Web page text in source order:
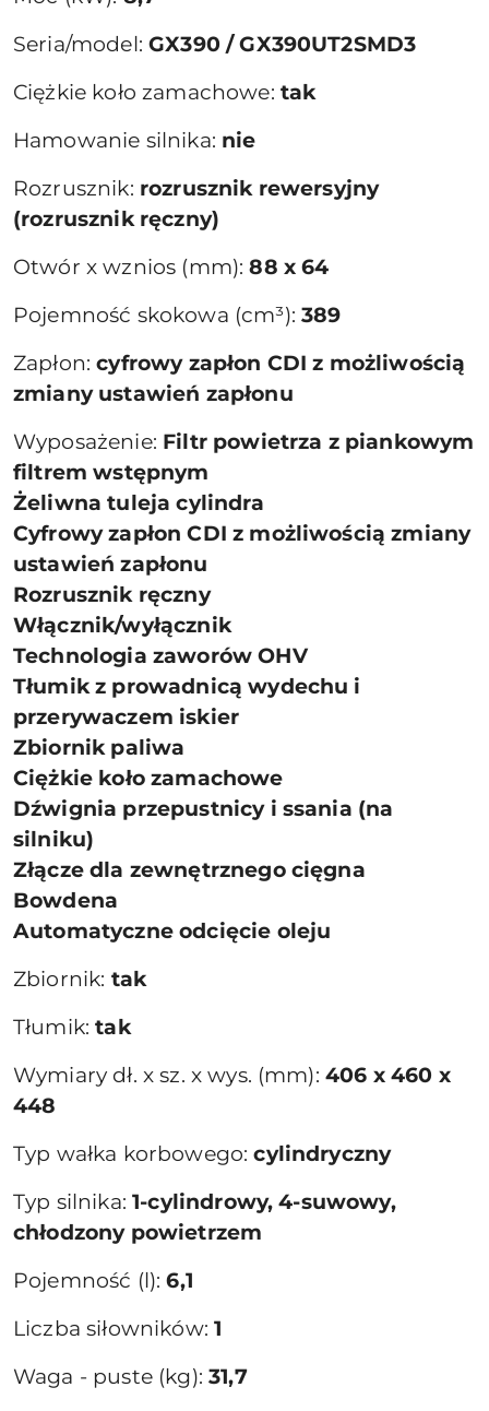
Seria/model:GX390 / GX390UT2SMD3
Ciężkie koło zamachowe: tak
Hamowanie silnika: nie
Rozrusznik: rozrusznik rewersyjny
(rozrusznik ręczny)
Otwór x wznios (mm):88 x 64
Pojemność skokowa (cm³): 389
Zapłon:cyfrowy zapłon CDI z możliwością
zmiany ustawień zapłonu
Wyposażenie: Filtr powietrza z piankowym
filtrem wstępnym
Żeliwna tuleja cylindra
Cyfrowy zapłon CDI z możliwością zmiany
ustawień zapłonu
Rozrusznik ręczny
Włącznik/wyłącznik
Technologia zaworów OHV
Tłumik z prowadnicą wydechu i
przerywaczem iskier
Zbiornik paliwa
Ciężkie koło zamachowe
Dźwignia przepustnicy i ssania (na
silniku)
Złącze dla zewnętrznego cięgna
Bowdena
Automatyczne odcięcie oleju
Zbiornik: tak
Tłumik:tak
Wymiary dł. x sz. x wys. (mm): 406 x 460 x
448
Typ wałka korbowego:cylindryczny
Typ silnika:1-cylindrowy, 4-suwowy,
chłodzony powietrzem
Pojemność (l):6,1
Liczba siłowników:1
Waga - puste (kg):31,7